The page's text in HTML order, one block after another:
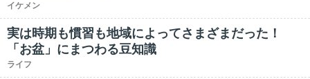
イケメン
実は時期も慣習も地域によってさまざまだった！
「お盆」にまつわる豆知識
ライフ